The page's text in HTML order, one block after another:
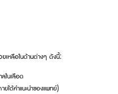
หลือในด้านต่างๆ ดังนี้:
ในเลือด
ใต้คำแนะนำของแพทย์)